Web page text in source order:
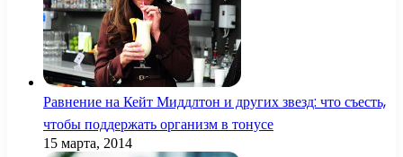
Равнение на Кейт Миддлтон и других звезд: что съесть,
чтобы поддержать организм в тонусе
15 марта, 2014